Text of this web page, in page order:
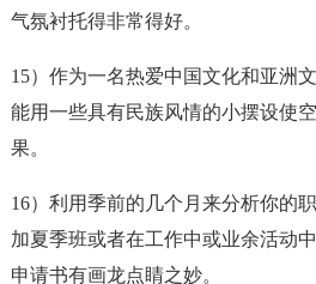
气氛衬托得非常得好。
15）作为一名热爱中国文化和亚洲
能用一些具有民族风情的小摆设使
果。
16）利用季前的几个月来分析你的
加夏季班或者在工作中或业余活动
申请书有画龙点睛之妙。